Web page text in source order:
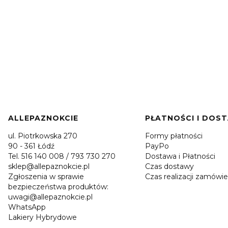
Linki w stopce
ALLEPAZNOKCIE
ul. Piotrkowska 270
90 - 361 Łódź
Tel. 516 140 008 / 793 730 270
sklep@allepaznokcie.pl
Zgłoszenia w sprawie
bezpieczeństwa produktów:
uwagi@allepaznokcie.pl
WhatsApp
Lakiery Hybrydowe
PŁATNOŚCI I
Formy płatności
PayPo
Dostawa i Płatności
Czas dostawy
Czas realizacji